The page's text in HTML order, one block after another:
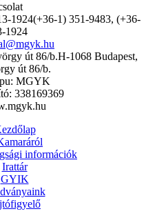
(+36-1) 351-9483, (+36-
1924
H-1068 Budapest,
út 86/b.
MGYK
338169369
információk
Irattár
GYIK